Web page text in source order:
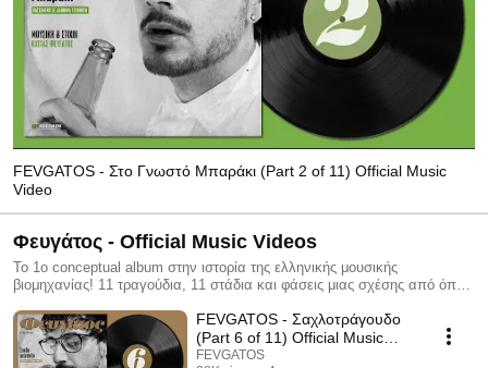
FEVGATOS - Στο Γνωστό Μπαράκι (Part 2 of 11) Official Music
Video
Φευγάτος - Official Music Videos
Το 1ο conceptual album στην ιστορία της ελληνικής μουσικής
βιομηχανίας! 11 τραγούδια, 11 στάδια και φάσεις μιας σχέσης από όπου
FEVGATOS - Σαχλοτράγουδο
(Part 6 of 11) Official Music
Video
FEVGATOS